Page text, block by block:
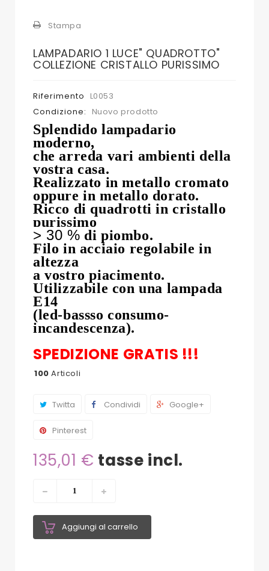
Stampa
LAMPADARIO 1 LUCE" QUADROTTO"
COLLEZIONE CRISTALLO PURISSIMO
Riferimento
L0053
Condizione:
Nuovo prodotto
Splendido lampadario
moderno,
che arreda vari ambienti della
vostra casa.
Realizzato in metallo cromato
oppure in metallo dorato.
Ricco di quadrotti in cristallo
purissimo
> 30 % di piombo.
Filo in acciaio regolabile in
altezza
a vostro piacimento.
Utilizzabile con una lampada
E14
(led-bassso consumo-
incandescenza).
SPEDIZIONE GRATIS !!!
100 Articoli
Twitta Condividi Google+
Pinterest
135,01 € tasse incl.
Aggiungi al carrello